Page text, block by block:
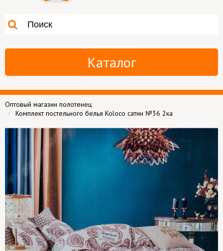
Каталог
Оптовый магазин полотенец
Комплект постельного белья Koloco сатин №36 2ка